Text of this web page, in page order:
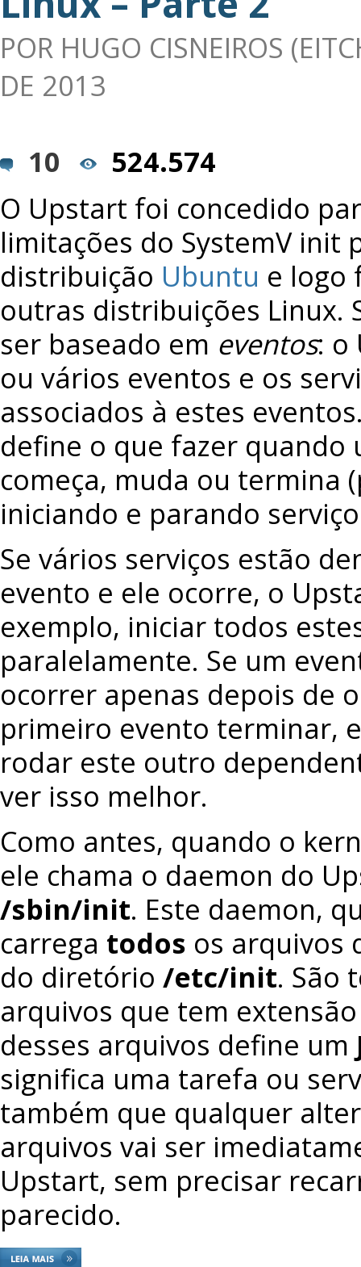
POR HUGO CISNEIROS
DE 2013
10
524.574
O Upstart foi concedido
limitações do SystemV init
distribuição Ubuntu e logo
outras distribuições Linux.
ser baseado em eventos: o
ou vários eventos e os
associados à estes
define o que fazer quando
começa, muda ou termina
iniciando e parando
Se vários serviços estão
evento e ele ocorre, o
exemplo, iniciar todos
paralelamente. Se um
ocorrer apenas depois de
primeiro evento terminar,
rodar este outro
ver isso melhor.
Como antes, quando o
ele chama o daemon do
/sbin/init. Este daemon,
carrega todos os arquivos
do diretório /etc/init. São
arquivos que tem
desses arquivos define um
significa uma tarefa ou
também que qualquer
arquivos vai ser
Upstart, sem precisar
parecido.